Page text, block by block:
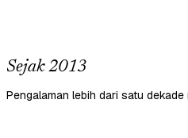
Sejak 2013
Pengalaman lebih dari satu